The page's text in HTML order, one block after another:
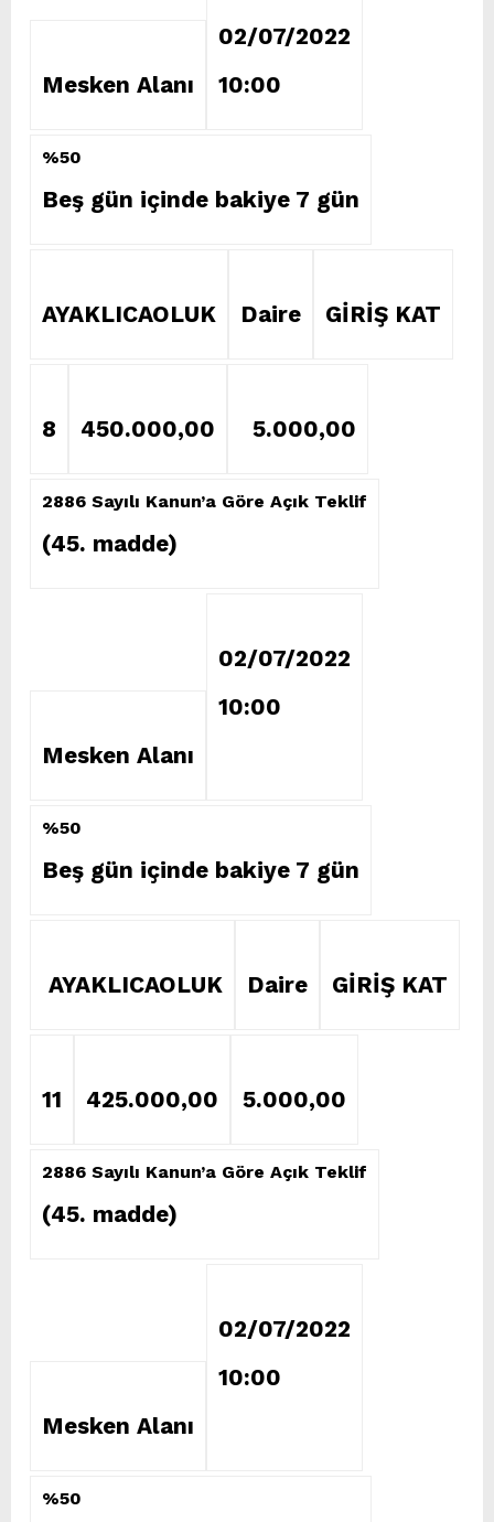
Mesken Alanı
02/07/2022
10:00
%50
Beş gün içinde bakiye 7 gün
AYAKLICAOLUK Daire GİRİŞ KAT
8 450.000,00 5.000,00
2886 Sayılı Kanun’a Göre Açık Teklif
(45. madde)
Mesken Alanı
02/07/2022
10:00
%50
Beş gün içinde bakiye 7 gün
AYAKLICAOLUK Daire GİRİŞ KAT
11 425.000,00 5.000,00
2886 Sayılı Kanun’a Göre Açık Teklif
(45. madde)
Mesken Alanı
02/07/2022
10:00
%50